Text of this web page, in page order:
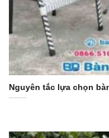
Nguyên tắc lựa chọn